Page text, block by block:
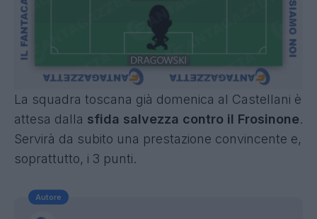
La squadra toscana già domenica al Castellani è
attesa dalla sfida salvezza contro il Frosinone.
Servirà da subito una prestazione convincente e,
soprattutto, i 3 punti.
Autore